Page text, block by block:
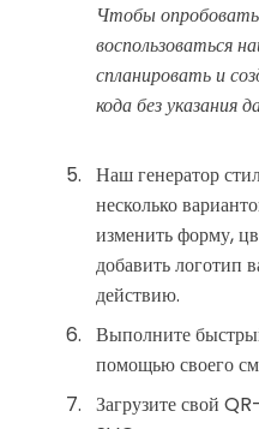
Чтобы
воспользоваться
спланировать и
кода без указания
Наш генератор
несколько
изменить форму,
добавить логотип
действию.
Выполните
помощью своего
Загрузите свой